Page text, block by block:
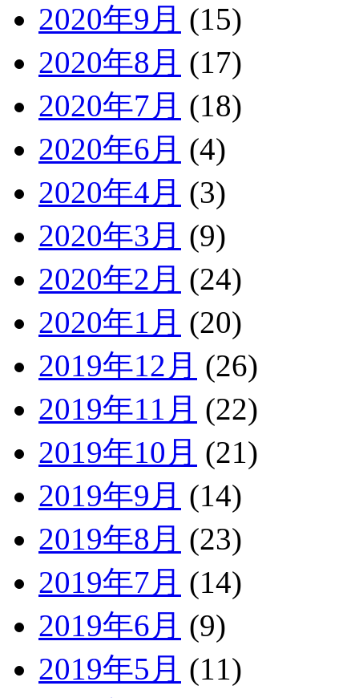
2020年9月 (15)
2020年8月 (17)
2020年7月 (18)
2020年6月 (4)
2020年4月 (3)
2020年3月 (9)
2020年2月 (24)
2020年1月 (20)
2019年12月 (26)
2019年11月 (22)
2019年10月 (21)
2019年9月 (14)
2019年8月 (23)
2019年7月 (14)
2019年6月 (9)
2019年5月 (11)